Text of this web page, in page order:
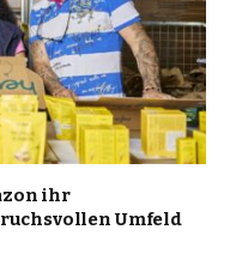
ihr
Umfeld